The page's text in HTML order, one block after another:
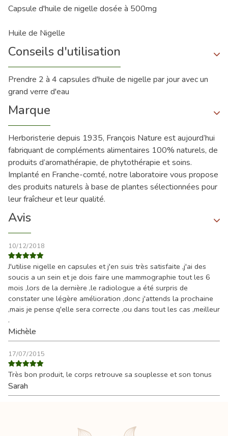
Capsule d'huile de nigelle dosée à 500mg
Huile de Nigelle
Conseils d'utilisation
Prendre 2 à 4 capsules d'huile de nigelle par jour avec un
grand verre d'eau
Marque
Herboristerie depuis 1935, François Nature est aujourd’hui
fabriquant de compléments alimentaires 100% naturels, de
produits d’aromathérapie, de phytothérapie et soins.
Implanté en Franche-comté, notre laboratoire vous propose
des produits naturels à base de plantes sélectionnées pour
leur fraîcheur et leur qualité.
Avis
10/12/2018
J'utilise nigelle en capsules et j'en suis très satisfaite ,j'ai des
soucis a un sein et je dois faire une mammographie tout les 6
mois ,lors de la dernière ,le radiologue a été surpris de
constater une légère amélioration ,donc j'attends la prochaine
,mais je pense q'elle sera correcte ,ou dans tout les cas ,meilleur
.
Michèle
17/07/2015
Très bon produit, le corps retrouve sa souplesse et son tonus
Sarah